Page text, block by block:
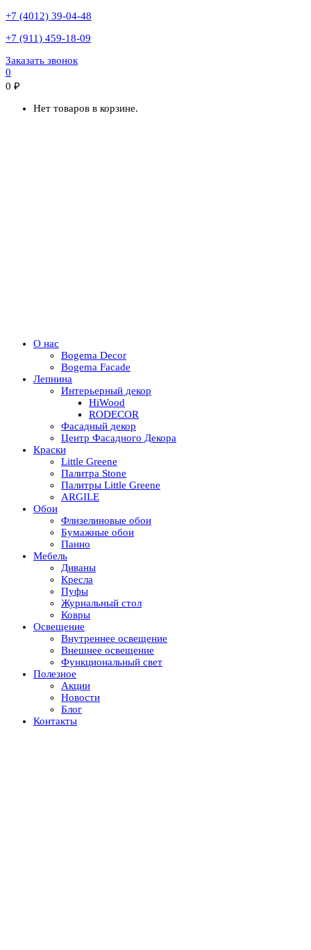
+7 (4012) 39-04-48
+7 (911) 459-18-09
Заказать звонок
0
0 ₽
Нет товаров в корзине.
О нас
Bogema Decor
Bogema Facade
Лепнина
Интерьерный декор
HiWood
RODECOR
Фасадный декор
Центр Фасадного Декора
Краски
Little Greene
Палитра Stone
Палитры Little Greene
ARGILE
Обои
Флизелиновые обои
Бумажные обои
Панно
Мебель
Диваны
Кресла
Пуфы
Журнальный стол
Ковры
Освещение
Внутреннее освещение
Внешнее освещение
Функциональный свет
Полезное
Акции
Новости
Блог
Контакты